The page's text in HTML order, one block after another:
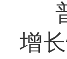
增